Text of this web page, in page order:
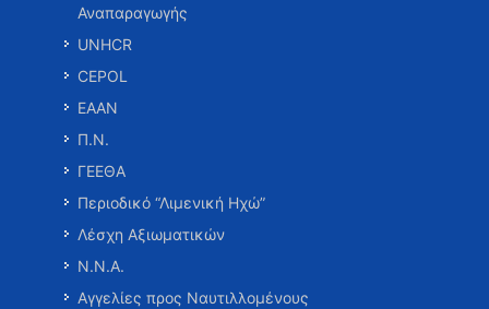
Αναπαραγωγής
UNHCR
CEPOL
ΕΑΑΝ
Π.Ν.
ΓΕΕΘΑ
Περιοδικό “Λιμενική Ηχώ”
Λέσχη Αξιωματικών
Ν.Ν.Α.
Αγγελίες προς Ναυτιλλομένους